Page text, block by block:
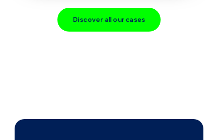
Discover all our cases